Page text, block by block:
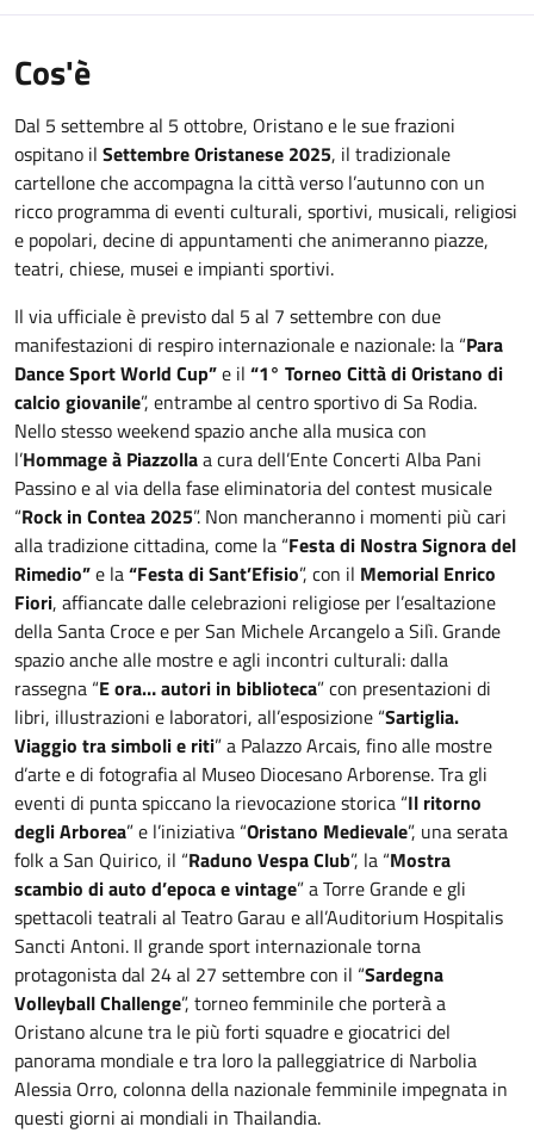
Cos'è
Dal 5 settembre al 5 ottobre, Oristano e le sue frazioni
ospitano il Settembre Oristanese 2025, il tradizionale
cartellone che accompagna la città verso l’autunno con un
ricco programma di eventi culturali, sportivi, musicali, religiosi
e popolari, decine di appuntamenti che animeranno piazze,
teatri, chiese, musei e impianti sportivi.
Il via ufficiale è previsto dal 5 al 7 settembre con due
manifestazioni di respiro internazionale e nazionale: la “Para
Dance Sport World Cup”e il “1° Torneo Città di Oristano di
calcio giovanile”, entrambe al centro sportivo di Sa Rodia.
Nello stesso weekend spazio anche alla musica con
l’Hommage à Piazzollaa cura dell’Ente Concerti Alba Pani
Passino e al via della fase eliminatoria del contest musicale
“Rock in Contea 2025”. Non mancheranno i momenti più cari
alla tradizione cittadina, come la “Festa di Nostra Signora del
Rimedio”e la“Festa di Sant’Efisio”, con il Memorial Enrico
Fiori, affiancate dalle celebrazioni religiose per l’esaltazione
della Santa Croce e per San Michele Arcangelo a Silì. Grande
spazio anche alle mostre e agli incontri culturali: dalla
rassegna “E ora… autori in biblioteca” con presentazioni di
libri, illustrazioni e laboratori, all’esposizione “Sartiglia.
Viaggio tra simboli e riti” a Palazzo Arcais, fino alle mostre
d’arte e di fotografia al Museo Diocesano Arborense. Tra gli
eventi di punta spiccano la rievocazione storica “Il ritorno
degli Arborea” e l’iniziativa “Oristano Medievale”, una serata
folk a San Quirico, il “Raduno Vespa Club”, la “Mostra
scambio di auto d’epoca e vintage” a Torre Grande e gli
spettacoli teatrali al Teatro Garau e all’Auditorium Hospitalis
Sancti Antoni. Il grande sport internazionale torna
protagonista dal 24 al 27 settembre con il “Sardegna
Volleyball Challenge”, torneo femminile che porterà a
Oristano alcune tra le più forti squadre e giocatrici del
panorama mondiale e tra loro la palleggiatrice di Narbolia
Alessia Orro, colonna della nazionale femminile impegnata in
questi giorni ai mondiali in Thailandia.